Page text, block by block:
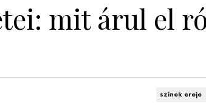
mit árul el
színek ereje